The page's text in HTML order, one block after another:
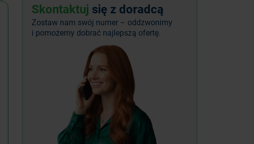
Skontaktuj się z doradcą
Zostaw nam swój numer – oddzwonimy
i pomożemy dobrać najlepszą ofertę.